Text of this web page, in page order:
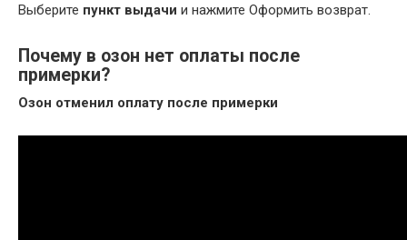
Выберите пункт выдачи и нажмите Оформить возврат.
Почему в озон нет оплаты после
примерки?
Озон отменил оплату после примерки